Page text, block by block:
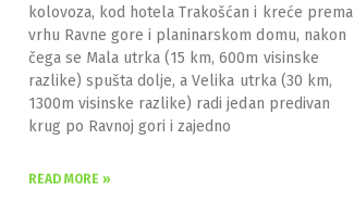
kolovoza, kod hotela Trakošćan i kreće prema
vrhu Ravne gore i planinarskom domu, nakon
čega se Mala utrka (15 km, 600m visinske
razlike) spušta dolje, a Velika utrka (30 km,
1300m visinske razlike) radi jedan predivan
krug po Ravnoj gori i zajedno
READ MORE »